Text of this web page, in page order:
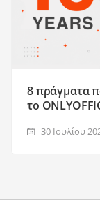
8 πράγματα
το
30 Ιουλίου